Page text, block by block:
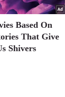
Based On
That Give
Shivers